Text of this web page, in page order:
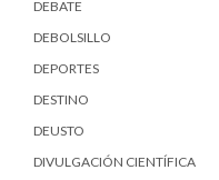
DEBATE
DEBOLSILLO
DEPORTES
DESTINO
DEUSTO
DIVULGACIÓN CIENTÍFICA